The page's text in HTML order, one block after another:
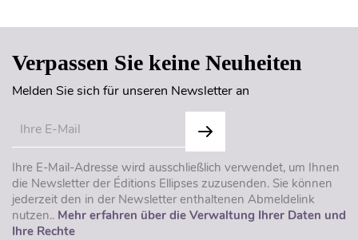
Verpassen Sie keine Neuheiten
Melden Sie sich für unseren Newsletter an
Ihre E-Mail-Adresse wird ausschließlich verwendet, um Ihnen
die Newsletter der Éditions Ellipses zuzusenden. Sie können
jederzeit den in der Newsletter enthaltenen Abmeldelink
nutzen.. Mehr erfahren über die Verwaltung Ihrer Daten und
Ihre Rechte